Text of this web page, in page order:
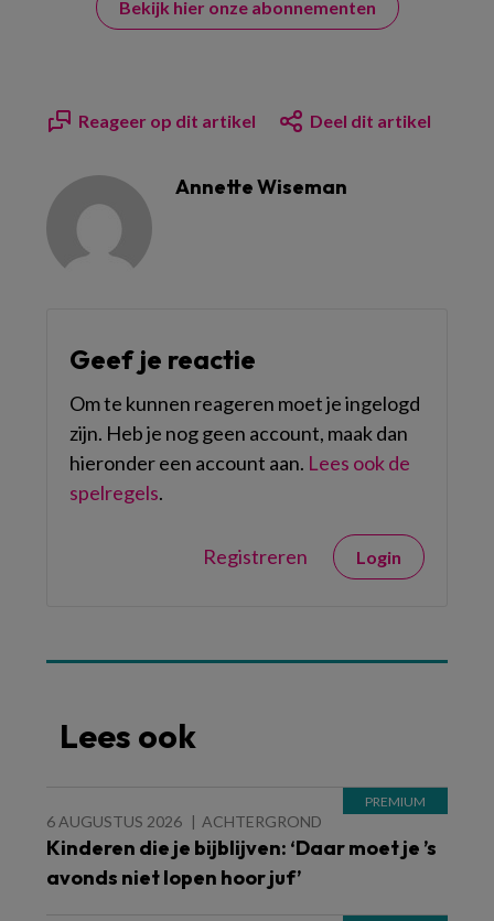
Bekijk hier onze abonnementen
Reageer op dit artikel Deel dit artikel
Annette Wiseman
Geef je reactie
Om te kunnen reageren moet je ingelogd
zijn. Heb je nog geen account, maak dan
hieronder een account aan. Lees ook de
spelregels.
Registreren Login
Lees ook
6 AUGUSTUS 2026 ACHTERGROND
Kinderen die je bijblijven: ‘Daar moet je ’s
avonds niet lopen hoor juf’